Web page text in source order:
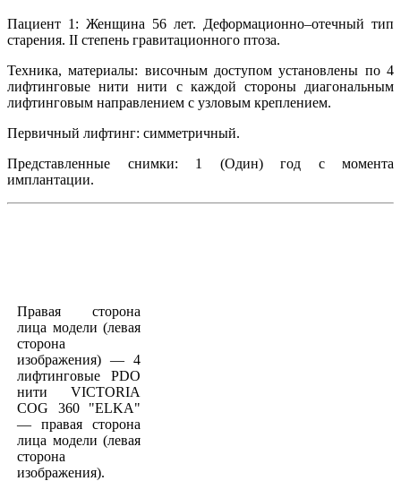
Пациент 1: Женщина 56 лет. Деформационно–отечный тип
старения. II степень гравитационного птоза.
Техника, материалы: височным доступом установлены по 4
лифтинговые нити нити с каждой стороны диагональным
лифтинговым направлением с узловым креплением.
Первичный лифтинг: симметричный.
Представленные снимки: 1 (Один) год с момента
имплантации.
Правая сторона
лица модели (левая
сторона
изображения) — 4
лифтинговые PDO
нити VICTORIA
COG 360 "ELKA"
— правая сторона
лица модели (левая
сторона
изображения).